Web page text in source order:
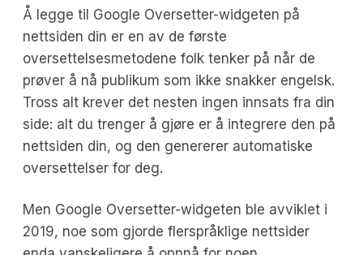
Å legge til Google Oversetter-widgeten på
nettsiden din er en av de første
oversettelsesmetodene folk tenker på når de
prøver å nå publikum som ikke snakker engelsk.
Tross alt krever det nesten ingen innsats fra din
side: alt du trenger å gjøre er å integrere den på
nettsiden din, og den genererer automatiske
oversettelser for deg.
Men Google Oversetter-widgeten ble avviklet i
2019, noe som gjorde flerspråklige nettsider